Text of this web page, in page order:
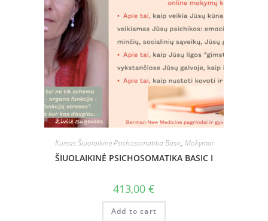
Kursas Šiuolaikinė Psichosomatika Basic, Mokymai
ŠIUOLAIKINĖ PSICHOSOMATIKA BASIC I
413,00 €
Add to cart